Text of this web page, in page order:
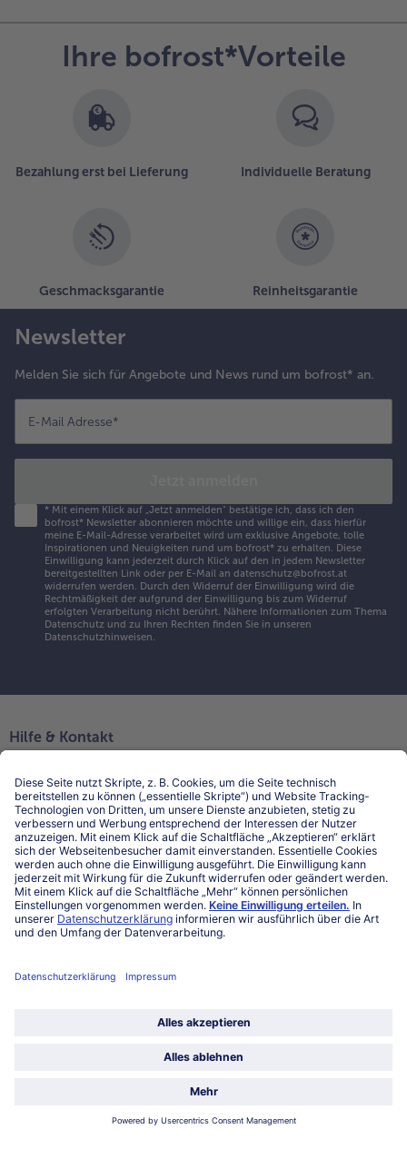
Ihre bofrost*Vorteile
Bezahlung erst bei Lieferung Individuelle Beratung
Geschmacksgarantie Reinheitsgarantie
Newsletter
Melden Sie sich für Angebote und News rund um bofrost* an.
E-Mail Adresse*
* Mit einem Klick auf „Jetzt anmelden" bestätige ich, dass ich den
bofrost* Newsletter abonnieren möchte und willige ein, dass hierfür
meine E-Mail-Adresse verarbeitet wird um exklusive Angebote, tolle
Inspirationen und Neuigkeiten rund um bofrost* zu erhalten. Diese
Einwilligung kann jederzeit durch Klick auf den in jedem Newsletter
bereitgestellten Link oder per E-Mail an datenschutz@bofrost.at
widerrufen werden. Durch den Widerruf der Einwilligung wird die
Rechtmäßigkeit der aufgrund der Einwilligung bis zum Widerruf
erfolgten Verarbeitung nicht berührt. Nähere Informationen zum Thema
Datenschutz und zu Ihren Rechten finden Sie in unseren
Datenschutzhinweisen.
Hilfe & Kontakt
Kontakt
FAQ
Service
Unternehmen